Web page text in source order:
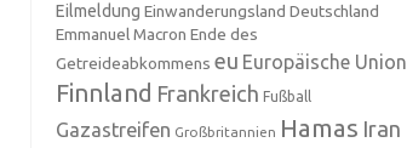
Eilmeldung Einwanderungsland Deutschland
Emmanuel Macron Ende des
Getreideabkommens eu Europäische Union
Finnland Frankreich Fußball
Gazastreifen Großbritannien Hamas Iran